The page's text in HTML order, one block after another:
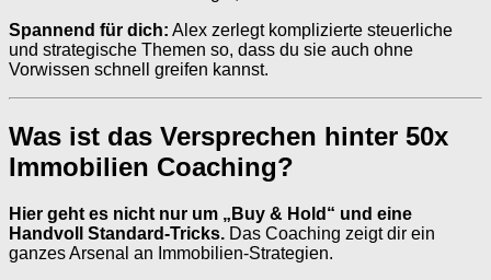
Spannend für dich: Alex zerlegt komplizierte steuerliche
und strategische Themen so, dass du sie auch ohne
Vorwissen schnell greifen kannst.
Was ist das Versprechen hinter 50x
Immobilien Coaching?
Hier geht es nicht nur um „Buy & Hold“ und eine
Handvoll Standard-Tricks. Das Coaching zeigt dir ein
ganzes Arsenal an Immobilien-Strategien.